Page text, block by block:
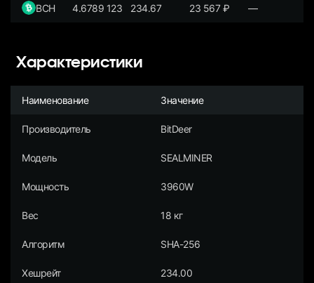
BCH 4.6789 123 234.67 23 567₽ —
Характеристики
Наименование Значение
Производитель BitDeer
Модель SEALMINER
Мощность 3960W
Вес 18 кг
Алгоритм SHA-256
Хешрейт 234.00